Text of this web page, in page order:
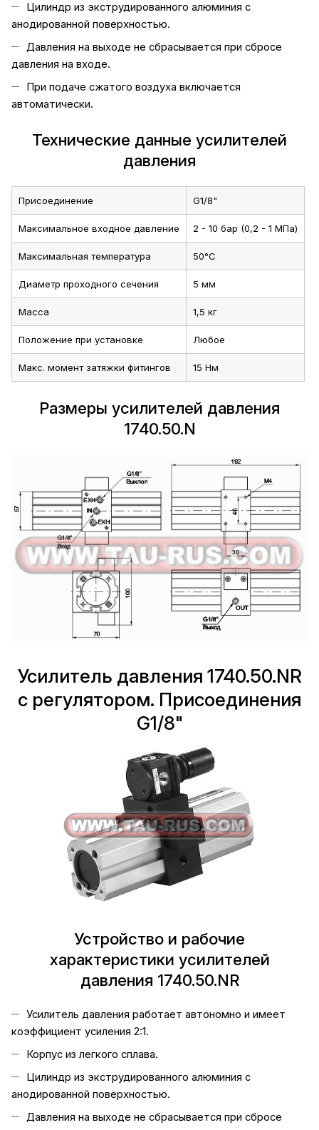
Цилиндр из экструдированного алюминия с
анодированной поверхностью.
Давления на выходе не сбрасывается при сбросе
давления на входе.
При подаче сжатого воздуха включается
автоматически.
Технические данные усилителей
давления
Присоединение G1/8"
Максимальное входное давление 2 - 10 бар (0,2 - 1 МПа)
Максимальная температура 50°C
Диаметр проходного сечения 5 мм
Масса 1,5 кг
Положение при установке Любое
Макс. момент затяжки фитингов 15 Нм
Размеры усилителей давления
1740.50.N
Усилитель давления 1740.50.NR
с регулятором. Присоединения
G1/8"
Устройство и рабочие
характеристики усилителей
давления 1740.50.NR
Усилитель давления работает автономно и имеет
коэффициент усиления 2:1.
Корпус из легкого сплава.
Цилиндр из экструдированного алюминия с
анодированной поверхностью.
Давления на выходе не сбрасывается при сбросе